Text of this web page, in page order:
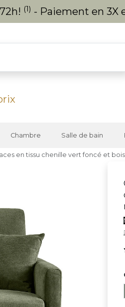
(1) - Paiement en 3X
Chambre Salle de bain
en tissu chenille vert foncé et